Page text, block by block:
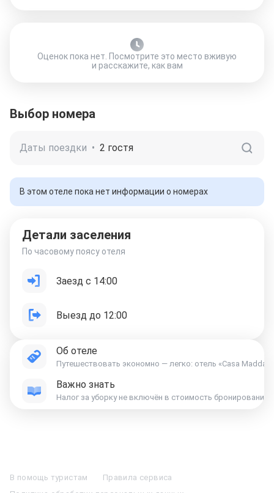
Оценок пока нет. Посмотрите это место вживую
и расскажите, как вам
Выбор номера
Даты поездки • 2 гостя
В этом отеле пока нет информации о номерах
Детали заселения
По часовому поясу отеля
Заезд с 14:00
Выезд до 12:00
Об отеле
Путешествовать экономно — легко: отель «Casa
Важно знать
Отели в КазаниОтели в Нижнем Новгороде
В помощь туристам
Правила сервиса